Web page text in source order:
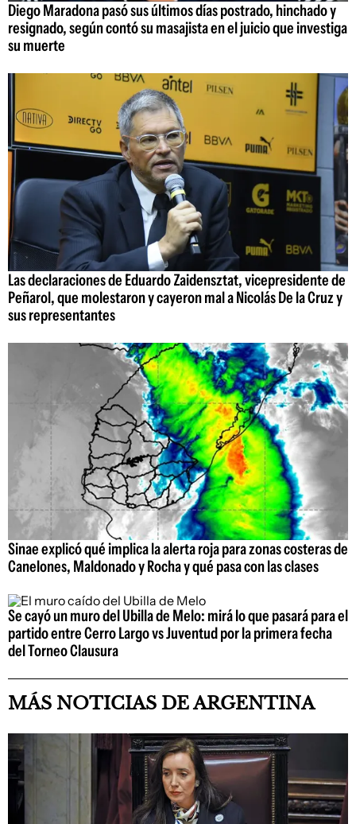
Diego Maradona pasó sus últimos días postrado, hinchado y
resignado, según contó su masajista en el juicio que investiga
su muerte
Las declaraciones de Eduardo Zaidensztat, vicepresidente de
Peñarol, que molestaron y cayeron mal a Nicolás De la Cruz y
sus representantes
Sinae explicó qué implica la alerta roja para zonas costeras de
Canelones, Maldonado y Rocha y qué pasa con las clases
Se cayó un muro del Ubilla de Melo: mirá lo que pasará para el
partido entre Cerro Largo vs Juventud por la primera fecha
del Torneo Clausura
MÁS NOTICIAS DE ARGENTINA